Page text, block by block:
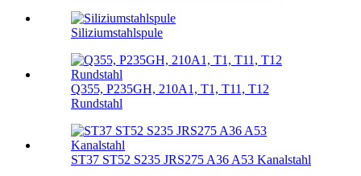
Siliziumstahlspule
Q355, P235GH, 210A1, T1, T11, T12
Rundstahl
ST37 ST52 S235 JRS275 A36 A53 Kanalstahl